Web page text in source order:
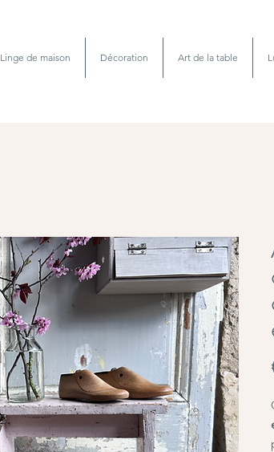
Linge de maison Décoration Art de la table